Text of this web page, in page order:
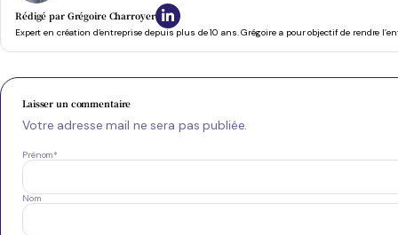
Rédigé par Grégoire Charroyer
Expert en création d’entreprise depuis plus de 10 ans. Grégoire a pour objectif de rendre
Laisser un commentaire
Votre adresse mail ne sera pas publiée.
Prénom*
Nom